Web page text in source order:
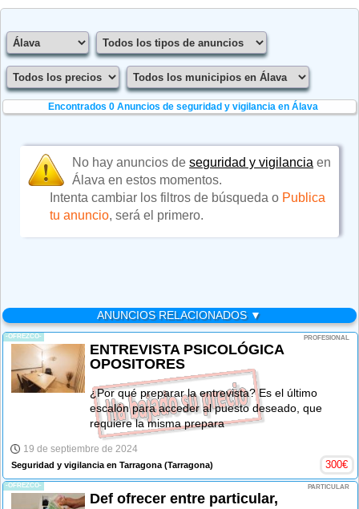
Encontrados 0 Anuncios de seguridad y vigilancia en Álava
No hay anuncios deseguridad y vigilancia en
Álava en estos momentos.
Intenta cambiar los filtros de búsqueda o Publica
tu anuncio, será el primero.
ANUNCIOS RELACIONADOS ▼
-OFREZCO- PROFESIONAL
ENTREVISTA PSICOLÓGICA
OPOSITORES
¿Por qué preparar la entrevista? Es el último
escalón para acceder al puesto deseado, que
requiere la misma prepara
19 de septiembre de 2024
Seguridad y vigilancia en Tarragona (Tarragona) 300€
-OFREZCO- PARTICULAR
Def ofrecer entre particular,